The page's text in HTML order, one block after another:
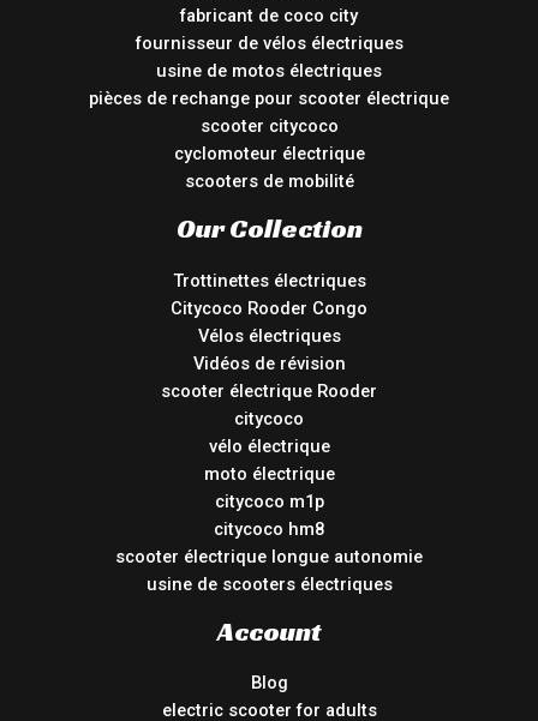
fabricant de coco city
fournisseur de vélos électriques
usine de motos électriques
pièces de rechange pour scooter électrique
scooter citycoco
cyclomoteur électrique
scooters de mobilité
Our Collection
Trottinettes électriques
Citycoco Rooder Congo
Vélos électriques
Vidéos de révision
scooter électrique Rooder
citycoco
vélo électrique
moto électrique
citycoco m1p
citycoco hm8
scooter électrique longue autonomie
usine de scooters électriques
Account
Blog
electric scooter for adults